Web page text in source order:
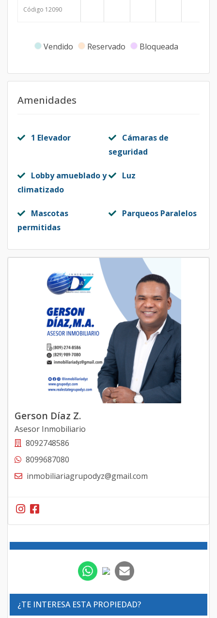
Código 12090
Vendido Reservado Bloqueada
Amenidades
1 Elevador
Cámaras de
seguridad
Lobby amueblado y
climatizado
Luz
Mascotas
permitidas
Parqueos Paralelos
Gerson Díaz Z.
Asesor Inmobiliario
8092748586
8099687080
inmobiliariagrupodyz@gmail.com
¿TE INTERESA ESTA PROPIEDAD?